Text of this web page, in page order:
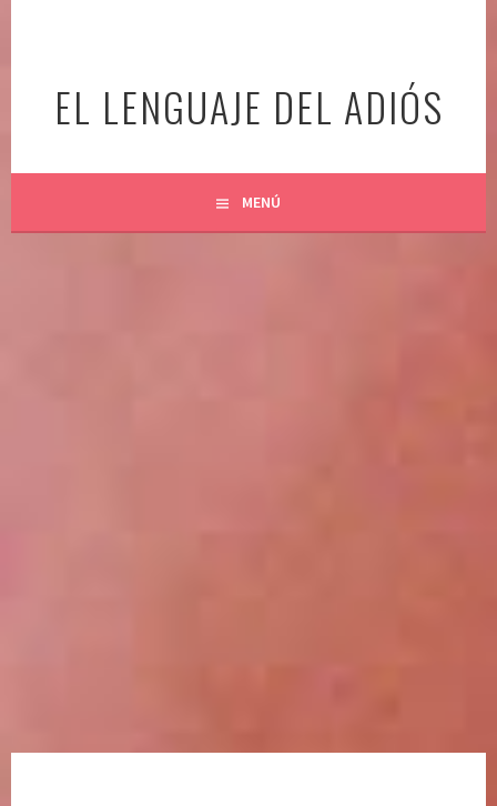
EL LENGUAJE DEL ADIÓS
MENÚ